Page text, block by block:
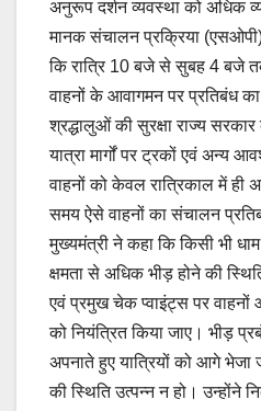
अनुरूप दर्शन व्यवस्था को अधिक
मानक संचालन प्रक्रिया
कि रात्रि 10 बजे से सुबह 4 बजे तक
वाहनों के आवागमन पर प्रतिबंध
श्रद्धालुओं की सुरक्षा राज्य सरकार
यात्रा मार्गों पर ट्रकों एवं अन्य
वाहनों को केवल रात्रिकाल में ही
समय ऐसे वाहनों का संचालन
मुख्यमंत्री ने कहा कि किसी भी धाम
क्षमता से अधिक भीड़ होने की
एवं प्रमुख चेक प्वाइंट्स पर वाहनों
को नियंत्रित किया जाए। भीड़
अपनाते हुए यात्रियों को आगे भेजा
की स्थिति उत्पन्न न हो। उन्होंने